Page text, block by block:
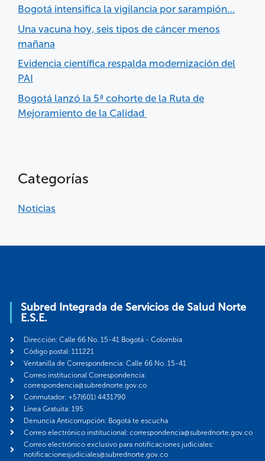
Bogotá intensifica la vigilancia por sarampión…
Una vacuna hoy, seis tipos de cáncer menos
mañana
Evidencia científica respalda modernización del
PAI
Bogotá lanzó la 5ª cohorte de la Ruta de
Mejoramiento de la Calidad
Categorías
Noticias
Subred Integrada de Servicios de Salud Norte
E.S.E.
Dirección: Calle 66 No. 15-41 Bogotá - Colombia
Código postal: 111221
Ventanilla de Correspondencia: Calle 66 No. 15-41
Correo institucional Correspondencia:
correspondencia@subrednorte.gov.co
Conmutador: +57(601) 4431790
Línea Gratuita: 195
Denuncia Anticorrupción: Bogotá te escucha
Correo electrónico institucional: correspondencia@subrednorte.gov.co
Correo electrónico exclusivo para notificaciones judiciales:
notificacionesjudiciales@subrednorte.gov.co